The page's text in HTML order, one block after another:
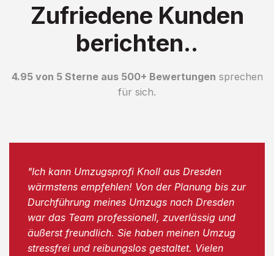
Zufriedene Kunden
berichten..
4.95 von 5 Sterne aus 500+ Bewertungen sprechen
für sich.
"Ich kann Umzugsprofi Knoll aus Dresden
wärmstens empfehlen! Von der Planung bis zur
Durchführung meines Umzugs nach Dresden
war das Team professionell, zuverlässig und
äußerst freundlich. Sie haben meinen Umzug
stressfrei und reibungslos gestaltet. Vielen